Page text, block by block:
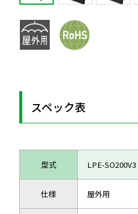
スペック表
型式 LPE-SO200V3
仕様 屋外用